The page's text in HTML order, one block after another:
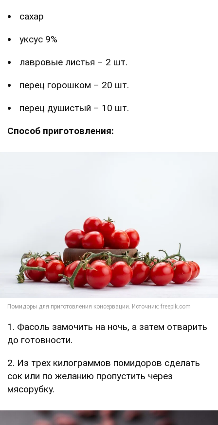
сахар
уксус 9%
лавровые листья – 2 шт.
перец горошком – 20 шт.
перец душистый – 10 шт.
Способ приготовления:
1. Фасоль замочить на ночь, а затем отварить
до готовности.
2. Из трех килограммов помидоров сделать
сок или по желанию пропустить через
мясорубку.